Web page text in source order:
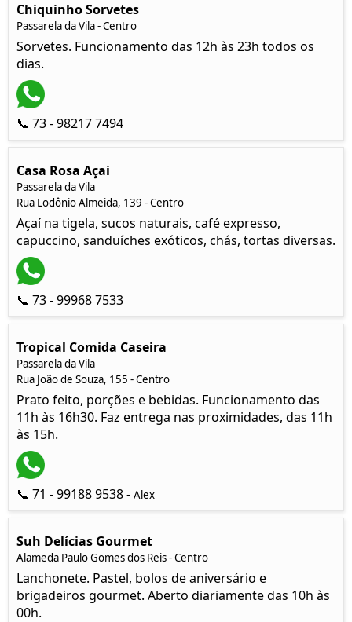
Chiquinho Sorvetes
Passarela da Vila - Centro
Sorvetes. Funcionamento das 12h às 23h todos os
dias.
📞 73 - 98217 7494
Casa Rosa Açai
Passarela da Vila
Rua Lodônio Almeida, 139 - Centro
Açaí na tigela, sucos naturais, café expresso,
capuccino, sanduíches exóticos, chás, tortas diversas.
📞 73 - 99968 7533
Tropical Comida Caseira
Passarela da Vila
Rua João de Souza, 155 - Centro
Prato feito, porções e bebidas. Funcionamento das
11h às 16h30. Faz entrega nas proximidades, das 11h
às 15h.
📞 71 - 99188 9538 - Alex
Suh Delícias Gourmet
Alameda Paulo Gomes dos Reis - Centro
Lanchonete. Pastel, bolos de aniversário e
brigadeiros gourmet. Aberto diariamente das 10h às
00h.